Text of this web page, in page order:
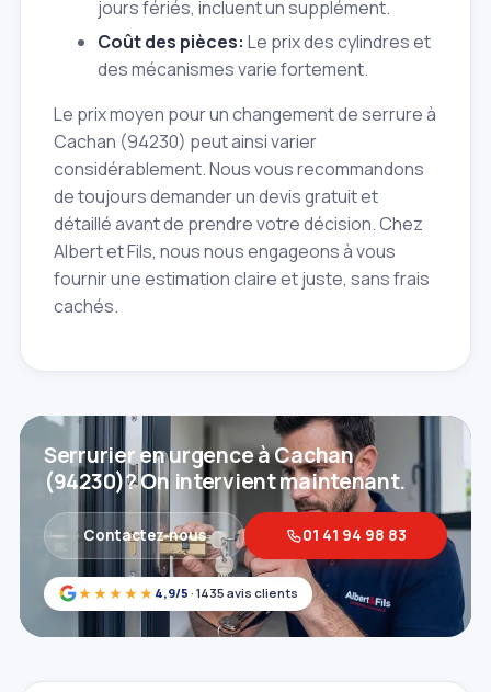
jours fériés, incluent un supplément.
Coût des pièces: Le prix des cylindres et
des mécanismes varie fortement.
Le prix moyen pour un changement de serrure à
Cachan (94230) peut ainsi varier
considérablement. Nous vous recommandons
de toujours demander un devis gratuit et
détaillé avant de prendre votre décision. Chez
Albert et Fils, nous nous engageons à vous
fournir une estimation claire et juste, sans frais
cachés.
★★★★★ 4,9/5 · 1435 avis clients
Serrurier en urgence à Cachan
(94230)? On intervient maintenant.
Contactez‑nous 01 41 94 98 83